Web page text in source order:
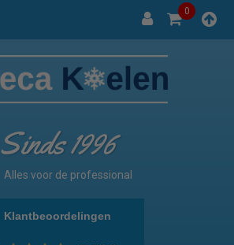
0
Sinds 1996
Alles voor de professional